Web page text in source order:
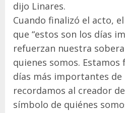
dijo Linares.
Cuando finalizó el acto,
que “estos son los días
refuerzan nuestra
quienes somos.
días más importantes
recordamos al creador
símbolo de quiénes